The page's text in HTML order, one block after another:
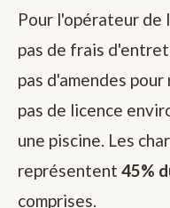
Pour l'opérateur de
pas de frais
pas d'amendes
pas de licence
une piscine. Les
représentent 45%
comprises.